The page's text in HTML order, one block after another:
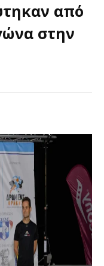
από
στην